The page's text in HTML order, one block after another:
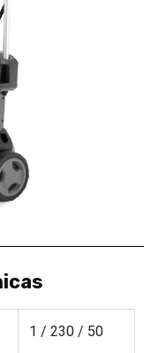
1 / 230 / 50